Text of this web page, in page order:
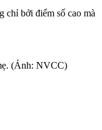
chỉ bởi điểm số cao mà
(Ảnh: NVCC)